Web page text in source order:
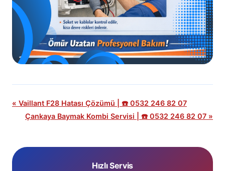
« Vaillant F28 Hatası Çözümü | ☎️ 0532 246 82 07
Çankaya Baymak Kombi Servisi | ☎️ 0532 246 82 07 »
Hızlı Servis